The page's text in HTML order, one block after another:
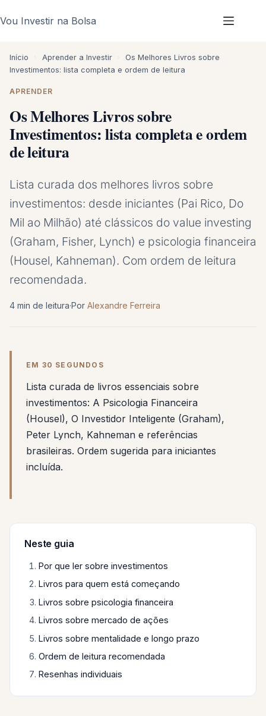
para
conteúdo
Vou Investir na Bolsa
Início Aprender a Investir
Os Melhores Livros sobre
Investimentos: lista completa e ordem de leitura
APRENDER
Os Melhores Livros sobre
Investimentos: lista completa e ordem
de leitura
Lista curada dos melhores livros sobre
investimentos: desde iniciantes (Pai Rico, Do
Mil ao Milhão) até clássicos do value investing
(Graham, Fisher, Lynch) e psicologia financeira
(Housel, Kahneman). Com ordem de leitura
recomendada.
4 min de leitura·Por Alexandre Ferreira
EM 30 SEGUNDOS
Lista curada de livros essenciais sobre
investimentos: A Psicologia Financeira
(Housel), O Investidor Inteligente (Graham),
Peter Lynch, Kahneman e referências
brasileiras. Ordem sugerida para iniciantes
incluída.
Neste guia
Por que ler sobre investimentos
Livros para quem está começando
Livros sobre psicologia financeira
Livros sobre mercado de ações
Livros sobre mentalidade e longo prazo
Ordem de leitura recomendada
Resenhas individuais